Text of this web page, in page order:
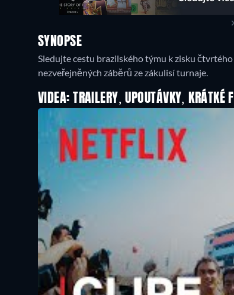
SYNOPSE
Sledujte cestu brazilského týmu k zisku
nezveřejněných záběrů ze zákulisí turnaje.
VIDEA: TRAILERY, UPOUTÁVKY, KRÁTKÉ